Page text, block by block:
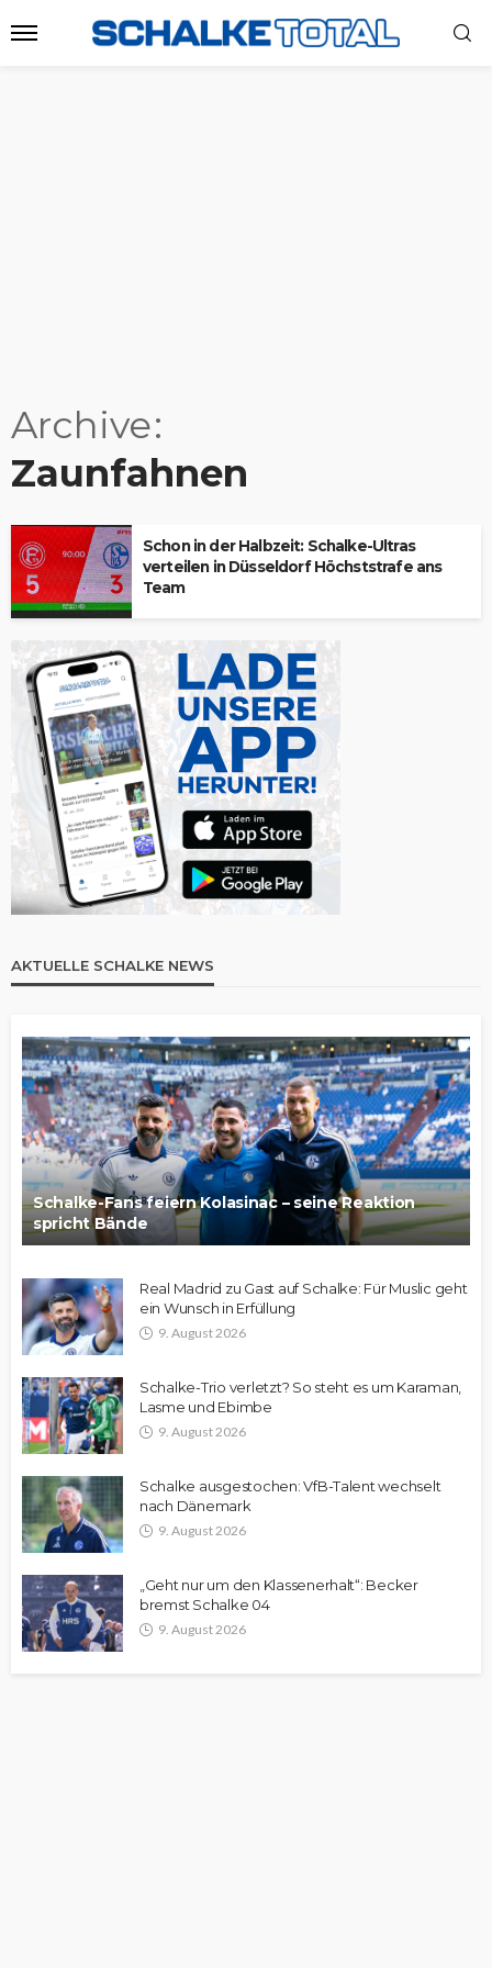
Archive
Zaunfahnen
Schon in der Halbzeit: Schalke-Ultras
verteilen in Düsseldorf Höchststrafe ans
Team
AKTUELLE SCHALKE NEWS
Schalke-Fans feiern Kolasinac – seine Reaktion
spricht Bände
Real Madrid zu Gast auf Schalke: Für Muslic geht
ein Wunsch in Erfüllung
9. August 2026
Schalke-Trio verletzt? So steht es um Karaman,
Lasme und Ebimbe
9. August 2026
Schalke ausgestochen: VfB-Talent wechselt
nach Dänemark
9. August 2026
„Geht nur um den Klassenerhalt“: Becker
bremst Schalke 04
9. August 2026